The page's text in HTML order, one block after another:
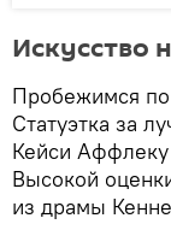
Искусство
Пробежимся
Статуэтка за
Кейси Аффлеку
Высокой
из драмы